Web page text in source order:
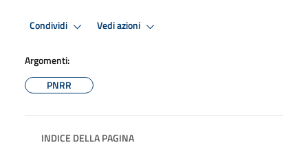
Condividi Vedi azioni
Argomenti:
PNRR
INDICE DELLA PAGINA